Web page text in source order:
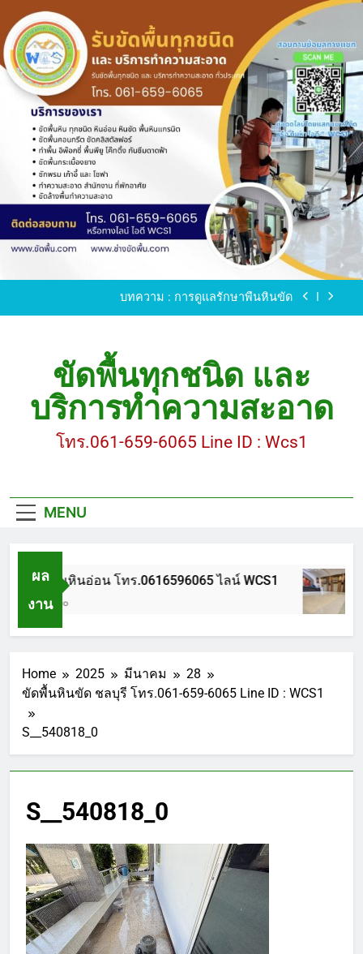
to
content
ขัดพื้นหินขัด อบต.แหลมบัวนครปฐม
ขัดพื้นหินอ่อน โทร.0616596065 ไลน์ WCS1
บทความ : การดูแลรักษาพื้นหินขัด
ขัดพื้นหินขัด อบต.แหลมบัวนครปฐม
ขัดพื้นหินอ่อน โทร.0616596065 ไลน์ WCS1
บทความ : การดูแลรักษาพื้นหินขัด
ขัดพื้นทุกชนิด และ
บริการทำความสะอาด
โทร.061-659-6065 Line ID : Wcs1
MENU
ผล
งาน
ขัดพื้นหินอ่อน โทร.0616596065 ไลน์ WCS1
1 ปี Ago
Home 2025 มีนาคม
28
ขัดพื้นหินขัด ชลบุรี โทร.061-659-6065 Line ID : WCS1
S__540818_0
S__540818_0